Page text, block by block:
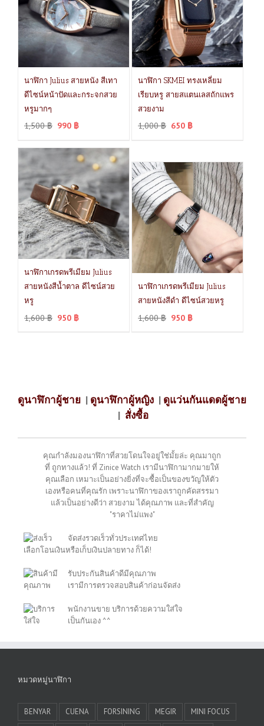
นาฬิกา Julius สายหนัง สีเทา
ดีไซน์หน้าปัดและกระจกสวย
หรูมากๆ
1,500฿ 990 ฿
นาฬิกา SKMEI ทรงเหลี่ยม
เรียบหรู สายสแตนเลสถักแพร
สวยงาม
1,000฿ 650 ฿
นาฬิกาเกรดพรีเมียม Julius
สายหนังสีน้ำตาล ดีไซน์สวย
หรู
1,600฿ 950 ฿
นาฬิกาเกรดพรีเมียม Julius
สายหนังสีดำ ดีไซน์สวยหรู
1,600฿ 950 ฿
ดูนาฬิกาผู้ชาย | ดูนาฬิกาผู้หญิง | ดูแว่นกันแดดผู้ชาย
| สั่งซื้อ
คุณกำลังมองนาฬิกาที่สวยโดนใจอยู่ใช่มั้ยล่ะ คุณมาถูก
ที่ ถูกทางแล้ว! ที่ Zinice Watch เรามีนาฬิกามากมายให้
คุณเลือก เหมาะเป็นอย่างยิ่งที่จะซื้อเป็นของขวัญให้ตัว
เองหรือคนที่คุณรัก เพราะนาฬิกาของเราถูกคัดสรรมา
แล้วเป็นอย่างดีว่า สวยงาม ได้คุณภาพ และที่สำคัญ
"ราคาไม่แพง"
จัดส่งรวดเร็วทั่วประเทศไทย
เลือกโอนเงินหรือเก็บเงินปลายทาง ก็ได้!
รับประกันสินค้าดีมีคุณภาพ
เรามีการตรวจสอบสินค้าก่อนจัดส่ง
พนักงานขาย บริการด้วยความใส่ใจ
เป็นกันเอง ^^
หมวดหมู่นาฬิกา
BENYAR CUENA FORSINING MEGIR
MINI FOCUS